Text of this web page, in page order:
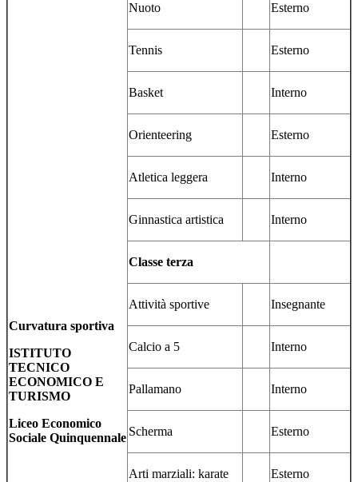
Curvatura sportiva
ISTITUTO
TECNICO
ECONOMICO E
TURISMO
Liceo Economico
Sociale Quinquennale
Nuoto Esterno
Tennis Esterno
Basket Interno
Orienteering Esterno
Atletica leggera Interno
Ginnastica artistica Interno
Classe terza
Attività sportive Insegnante
Calcio a 5 Interno
Pallamano Interno
Scherma Esterno
Arti marziali: karate Esterno